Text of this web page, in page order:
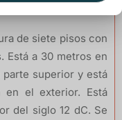
de siete pisos con
Está a 30 metros en
superior y está
en el exterior. Está
del siglo 12 dC. Se